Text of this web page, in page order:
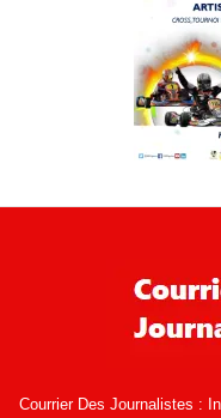
Courrier Des Journalistes :